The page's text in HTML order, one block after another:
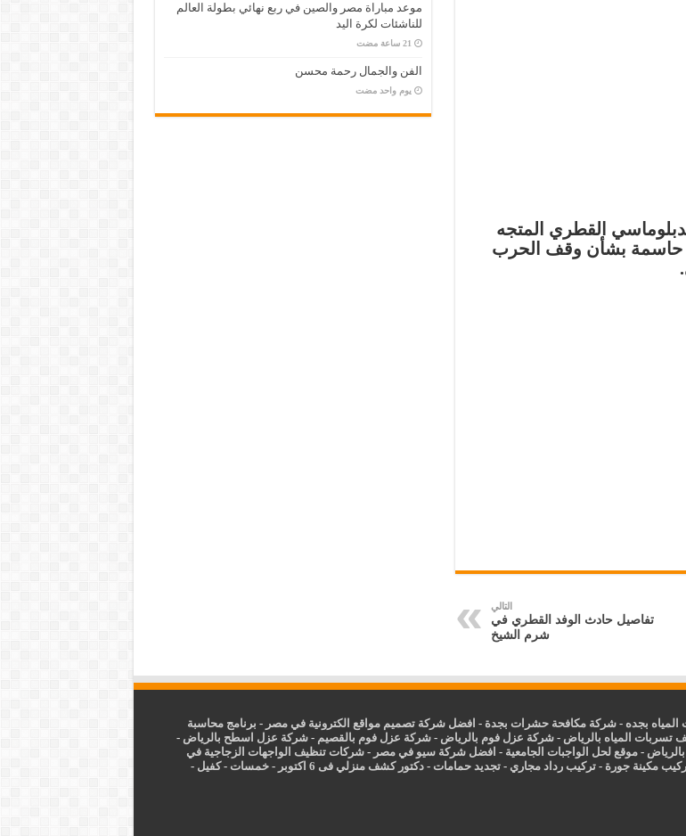
القطري المتجه
حاسمة بشأن وقف الحرب
التالي
تفاصيل حادث الوفد القطري في
شرم الشيخ
موعد مباراة مصر والصين في ربع نهائي بطولة العالم
للناشئات لكرة اليد
الفن والجمال رحمة محسن
‏يوم واحد مضت
بجده -شركة مكافحة حشرات بجدة - افضل شركة تصميم مواقع الكترونية في مصر - برنامج محاسبة
تسربات المياه بالرياض -شركة عزل فوم بالرياض -شركة عزل فوم بالقصيم -شركة عزل اسطح بالرياض -
- موقع لحل الواجبات الجامعية - افضل شركة سيو في مصر -شركات تنظيف الواجهات الزجاجية في
مكينة جورة -تركيب رداد مجاري -تجديد حمامات -دكتور كشف منزلي فى 6 اكتوبر -خمسات -كفيل -